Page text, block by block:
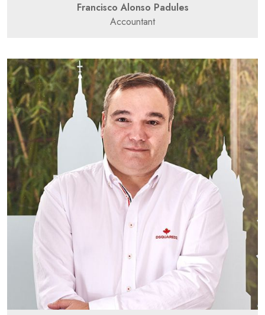
Francisco Alonso Padules
Accountant